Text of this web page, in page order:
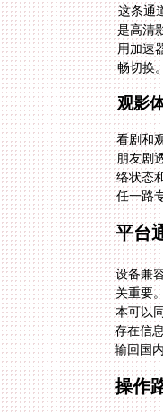
这条通
是高清
用加速
畅切换
观影
看剧和
朋友剧
络状态
任一路
平台
设备兼
关重要
本可以
存在信
输回国
操作